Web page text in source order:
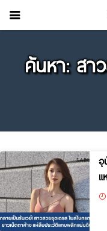
ค้นหา: สา
อุ
แ
ต